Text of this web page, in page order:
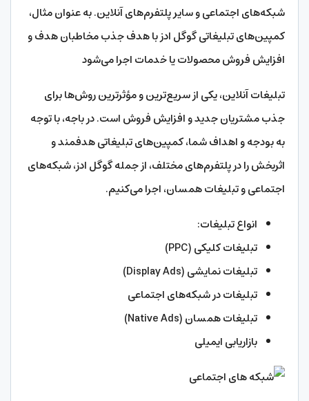
شبکه‌های اجتماعی و سایر پلتفرم‌های آنلاین. به عنوان مثال،
کمپین‌های تبلیغاتی گوگل ادز با هدف جذب مخاطبان هدف و
افزایش فروش محصولات یا خدمات اجرا می‌شود
تبلیغات آنلاین، یکی از سریع‌ترین و مؤثرترین روش‌ها برای
جذب مشتریان جدید و افزایش فروش است. در باجه، با توجه
به بودجه و اهداف شما، کمپین‌های تبلیغاتی هدفمند و
اثربخش را در پلتفرم‌های مختلف، از جمله گوگل ادز، شبکه‌های
اجتماعی و تبلیغات همسان، اجرا می‌کنیم.
انواع تبلیغات:
تبلیغات کلیکی (PPC)
تبلیغات نمایشی (Display Ads)
تبلیغات در شبکه‌های اجتماعی
تبلیغات همسان (Native Ads)
بازاریابی ایمیلی